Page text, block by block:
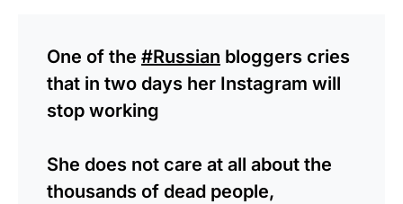
One of the #Russian bloggers cries
that in two days her Instagram will
stop working
She does not care at all about the
thousands of dead people,